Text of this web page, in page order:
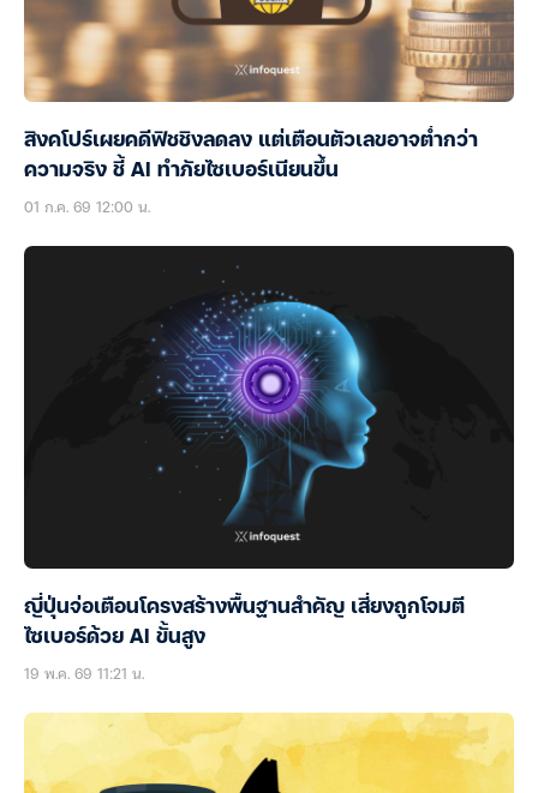
สิงคโปร์เผยคดีฟิชชิงลดลง แต่เตือนตัวเลขอาจต่ำกว่า
ความจริง ชี้ AI ทำภัยไซเบอร์เนียนขึ้น
01 ก.ค. 69 12:00 น.
ญี่ปุ่นจ่อเตือนโครงสร้างพื้นฐานสำคัญ เสี่ยงถูกโจมตี
ไซเบอร์ด้วย AI ขั้นสูง
19 พ.ค. 69 11:21 น.